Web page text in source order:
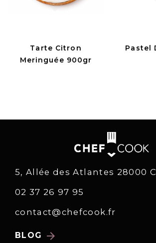
Tarte Citron
Meringuée 900gr
Pastel
5, Allée des Atlantes 28000
02 37 26 97 95
contact@chefcook.fr
BLOG arrow_forward